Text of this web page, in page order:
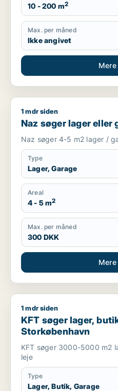
10 - 200 m2
Max. per måned
Ikke angivet
Naz søger lager eller
1 mdr siden
Naz søger lager eller
Naz søger 4-5 m2 lager /
Type
Lager, Garage
Areal
4 - 5 m2
Max. per måned
300 DKK
KFT søger lager, butik eller
1 mdr siden
KFT søger lager,
Storkøbenhavn
KFT søger 3000-5000 m2
leje
Type
Lager, Butik, Garage